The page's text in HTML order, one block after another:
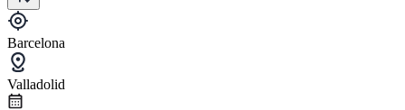
Barcelona
Valladolid